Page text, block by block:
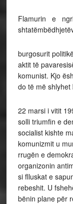
Flamurin e
burgosurit
aktit të
komunist. Kjo
do të më
22 marsi i vitit
solli triumfin e
socialist kishte
komunizmit u
rrugën e
organizonin
si flluskat e
rebeshit. U
bënin plane për